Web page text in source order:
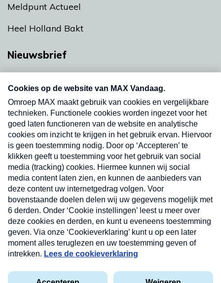
Meldpunt Actueel
Heel Holland Bakt
Nieuwsbrief
nieuwsbrief. Elke vrijdag- en dinsdagochtend in
uw mailbox.
Verzend
Privacyverklaring
Cookieverklaring
Nieuwsbrief
Neem hier een gratis abonnement op onze
nieuwsbrief. Elke vrijdag- en dinsdagochtend in uw